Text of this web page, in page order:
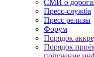
СМИ о
Пресс-служба
Пресс релизы
Форум
Порядок
Порядок